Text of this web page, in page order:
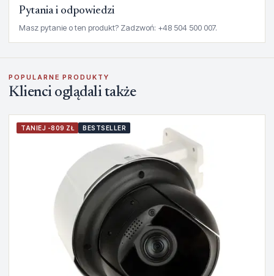
Pytania i odpowiedzi
Masz pytanie o ten produkt? Zadzwoń: +48 504 500 007.
POPULARNE PRODUKTY
Klienci oglądali także
TANIEJ -809 ZŁ BESTSELLER